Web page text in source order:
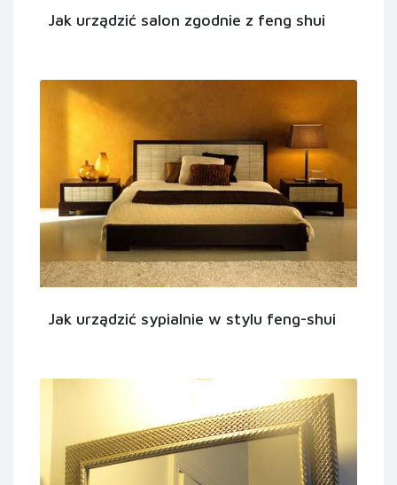
Jak urządzić salon zgodnie z feng shui
Jak urządzić sypialnie w stylu feng-shui